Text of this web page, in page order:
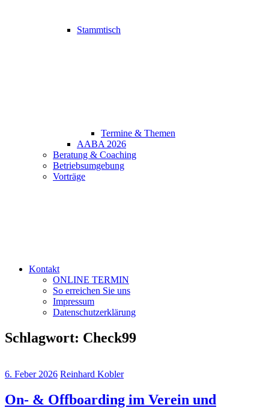
Stammtisch
Termine & Themen
AABA 2026
Beratung & Coaching
Betriebsumgebung
Vorträge
Kontakt
ONLINE TERMIN
So erreichen Sie uns
Impressum
Datenschutzerklärung
Schlagwort: Check99
6. Feber 2026 Reinhard Kobler
On- & Offboarding im Verein und